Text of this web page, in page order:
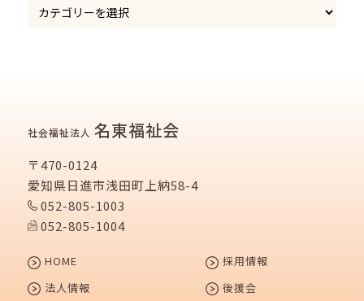
社会福祉法人 名東福祉会
〒470-0124
愛知県日進市浅田町上納58-4
052-805-1003
052-805-1004
HOME
法人情報
採用情報
後援会